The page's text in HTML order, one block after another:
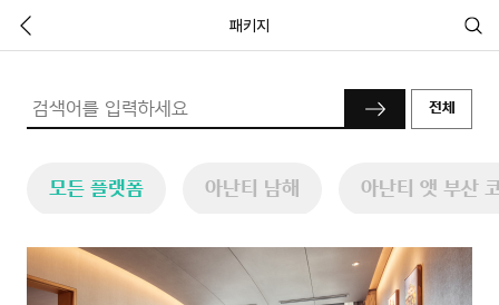
패키지
전체
모든 플랫폼 아난티 남해 아난티 앳 부산